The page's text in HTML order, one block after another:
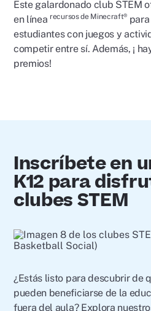
Este galardonado club STEM
en línea recursos de Minecraft®
estudiantes con juegos y
competir entre sí. Además, ¡
premios!
Inscríbete en
K12 para
clubes STEM
¿Estás listo para descubrir de
pueden beneficiarse de la
fuera del aula? Explora